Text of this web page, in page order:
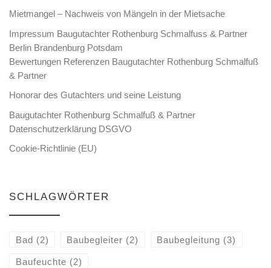
Mietmangel – Nachweis von Mängeln in der Mietsache
Impressum Baugutachter Rothenburg Schmalfuss & Partner
Berlin Brandenburg Potsdam
Bewertungen Referenzen Baugutachter Rothenburg Schmalfuß
& Partner
Honorar des Gutachters und seine Leistung
Baugutachter Rothenburg Schmalfuß & Partner
Datenschutzerklärung DSGVO
Cookie-Richtlinie (EU)
SCHLAGWÖRTER
Bad (2) Baubegleiter (2) Baubegleitung (3)
Baufeuchte (2)